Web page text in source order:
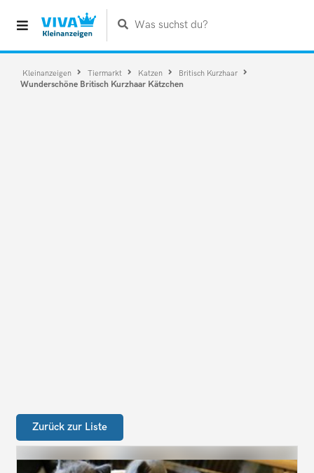
Was suchst du?
Kleinanzeigen Tiermarkt Katzen Britisch Kurzhaar
Wunderschöne Britisch Kurzhaar Kätzchen
Zurück zur Liste